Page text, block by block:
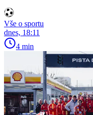
Vše o sportu
dnes, 18:11
4 min